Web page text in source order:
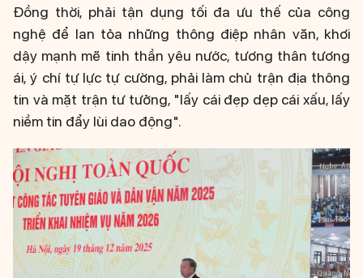
Đồng thời, phải tận dụng tối đa ưu thế của công
nghệ để lan tỏa những thông điệp nhân văn, khơi
dậy mạnh mẽ tinh thần yêu nước, tương thân tương
ái, ý chí tự lực tự cường, phải làm chủ trận địa thông
tin và mặt trận tư tưởng, "lấy cái đẹp dẹp cái xấu, lấy
niềm tin đẩy lùi dao động".